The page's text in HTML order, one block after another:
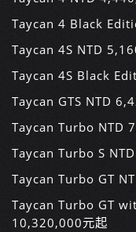
Taycan 4 Black
Taycan 4S NTD
Taycan 4S Black
Taycan GTS NTD
Taycan Turbo NTD
Taycan Turbo S
Taycan Turbo GT
Taycan Turbo GT
10,320,000元起